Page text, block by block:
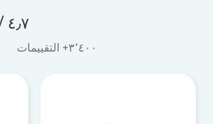
٤٫٧ / ٥
٣٬٤٠٠+ التقييمات